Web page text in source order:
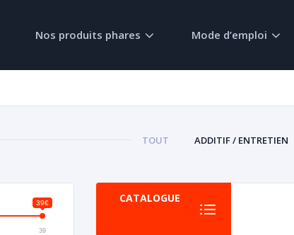
Nos produits phares Mode d’emploi
TOUT ADDITIF / ENTRETIEN
39€
39
CATALOGUE